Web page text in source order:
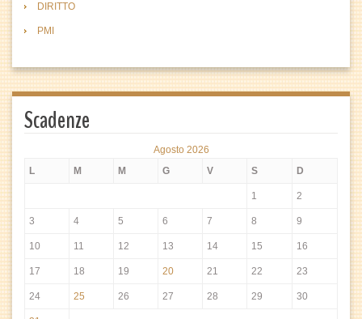
DIRITTO
PMI
Scadenze
Agosto 2026
L
M M G V S D
1 2
3 4 5 6 7 8 9
10 11 12 13 14 15 16
17 18 19 20 21 22 23
24 25 26 27 28 29 30